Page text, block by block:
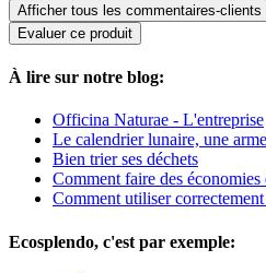
Afficher tous les commentaires-clients
Evaluer ce produit
À lire sur notre blog:
Officina Naturae - L'entreprise
Le calendrier lunaire, une
Bien trier ses déchets
Comment faire des
Comment utiliser
Ecosplendo, c'est par exemple: